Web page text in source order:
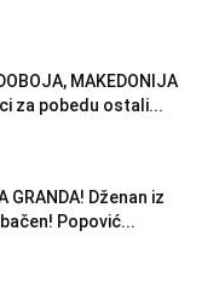
MAKEDONIJA
za pobedu ostali...
GRANDA! Dženan iz
Popović...